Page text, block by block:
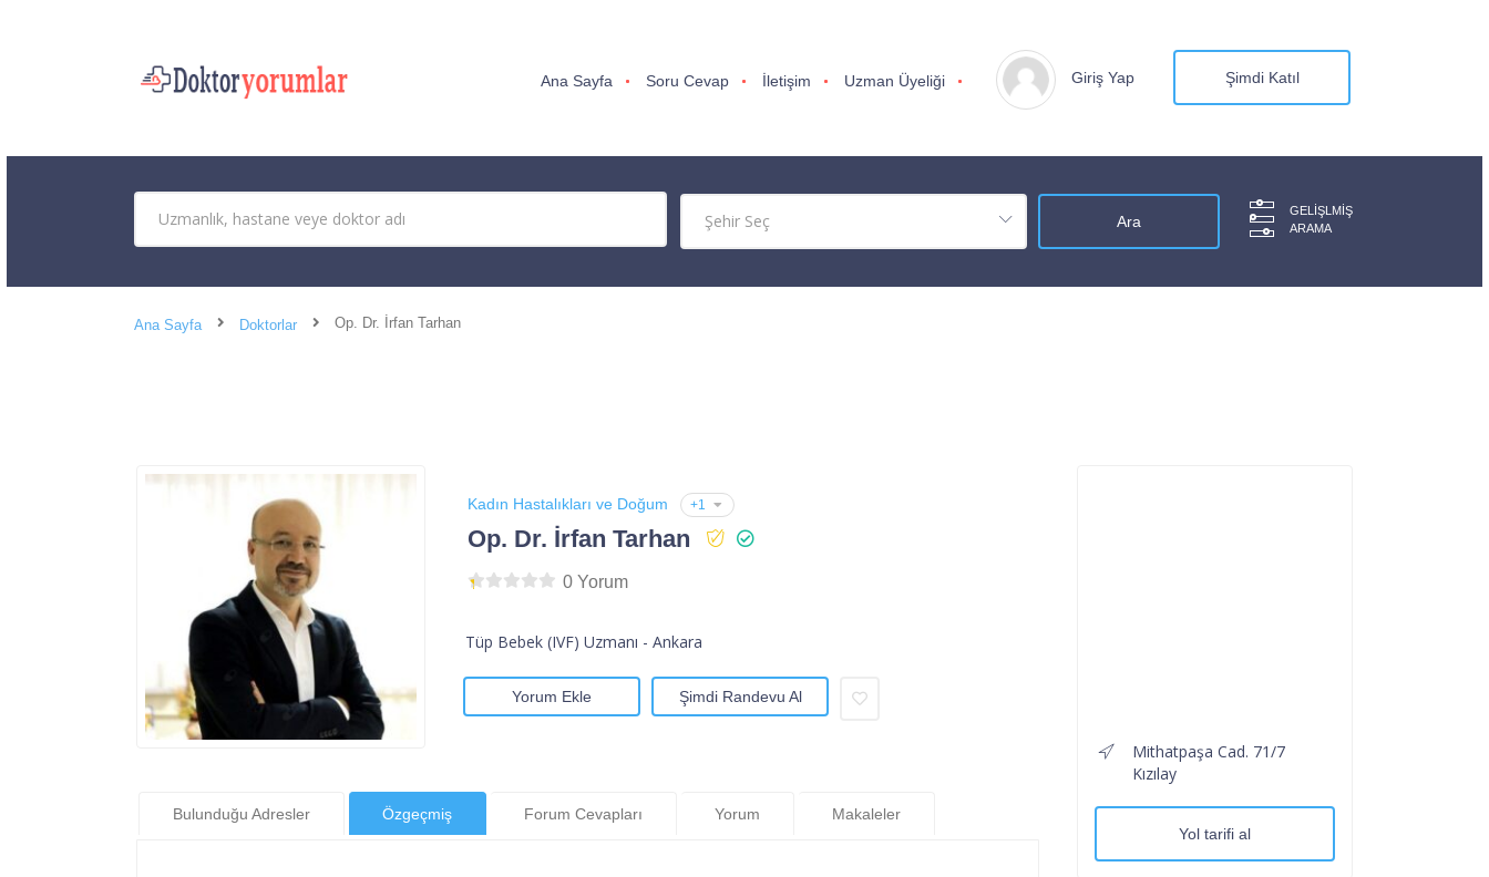
Ana Sayfa Soru Cevap İletişim Uzman Üyeliği Giriş Yap Şimdi Katıl
GELIŞLMIŞ
ARAMA
Ana Sayfa Doktorlar Op. Dr. İrfan Tarhan
Kadın Hastalıkları ve Doğum +1
Op. Dr. İrfan Tarhan
0 Yorum
Tüp Bebek (IVF) Uzmanı - Ankara
Yorum Ekle Şimdi Randevu Al
Bulunduğu Adresler Özgeçmiş Forum Cevapları Yorum Makaleler
Mithatpaşa Cad. 71/7
Kızılay
Yol tarifi al